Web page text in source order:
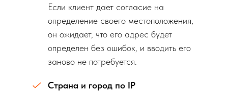
Если клиент дает согласие на
определение своего местоположения,
он ожидает, что его адрес будет
определен без ошибок, и вводить его
заново не потребуется.
Страна и город по IP